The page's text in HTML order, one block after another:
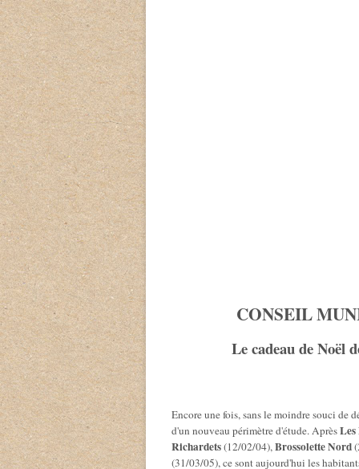
CONSEIL
Le cadeau de
Encore une fois, sans le moindre souci
d'un nouveau périmètre d'étude. Après
Richardets(12/02/04),Brossolette Nord
(31/03/05), ce sont aujourd'hui les